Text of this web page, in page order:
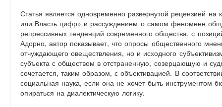
Статья является одновременно развернутой рецензией
или Власть цифр» и рассуждением о самом феномене
репрессивных тенденций современного общества, с
Адорно, автор показывает, что опросы общественного
отчуждающего овеществления, но и исходного
субъекта с обществом в отстраненную, созерцающую и
сочетается, таким образом, с объективацией. В
социальная наука, если она не хочет быть инструментом
опираться на диалектическую логику.